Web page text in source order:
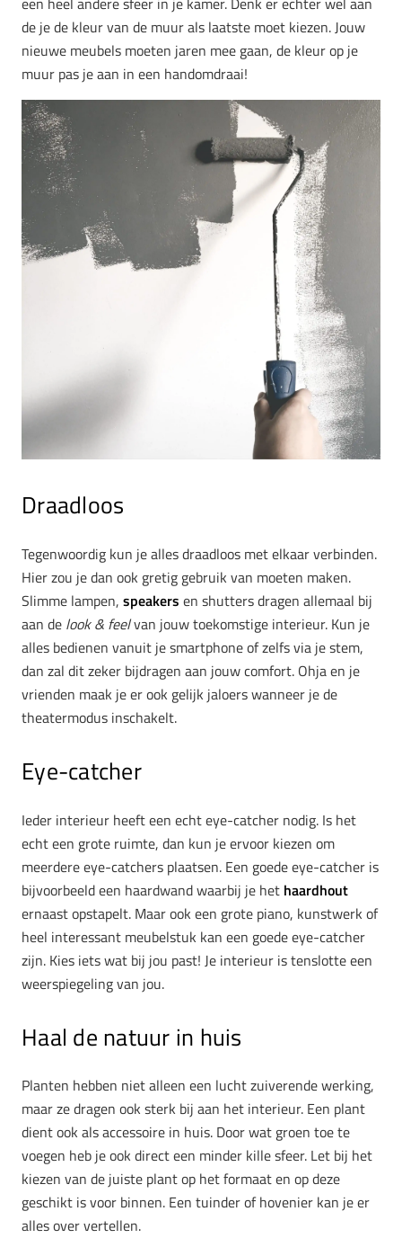
de je de kleur van de muur als laatste moet kiezen. Jouw
nieuwe meubels moeten jaren mee gaan, de kleur op je
muur pas je aan in een handomdraai!
Draadloos
Tegenwoordig kun je alles draadloos met elkaar verbinden.
Hier zou je dan ook gretig gebruik van moeten maken.
Slimme lampen, speakers en shutters dragen allemaal bij
aan de look & feelvan jouw toekomstige interieur. Kun je
alles bedienen vanuit je smartphone of zelfs via je stem,
dan zal dit zeker bijdragen aan jouw comfort. Ohja en je
vrienden maak je er ook gelijk jaloers wanneer je de
theatermodus inschakelt.
Eye-catcher
Ieder interieur heeft een echt eye-catcher nodig. Is het
echt een grote ruimte, dan kun je ervoor kiezen om
meerdere eye-catchers plaatsen. Een goede eye-catcher is
bijvoorbeeld een haardwand waarbij je het haardhout
ernaast opstapelt. Maar ook een grote piano, kunstwerk of
heel interessant meubelstuk kan een goede eye-catcher
zijn. Kies iets wat bij jou past! Je interieur is tenslotte een
weerspiegeling van jou.
Haal de natuur in huis
Planten hebben niet alleen een lucht zuiverende werking,
maar ze dragen ook sterk bij aan het interieur. Een plant
dient ook als accessoire in huis. Door wat groen toe te
voegen heb je ook direct een minder kille sfeer. Let bij het
kiezen van de juiste plant op het formaat en op deze
geschikt is voor binnen. Een tuinder of hovenier kan je er
alles over vertellen.